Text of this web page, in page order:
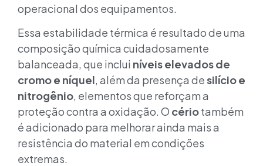
operacional dos equipamentos.
Essa estabilidade térmica é resultado de uma
composição química cuidadosamente
balanceada, que inclui níveis elevados de
cromo e níquel, além da presença desilício e
nitrogênio, elementos que reforçam a
proteção contra a oxidação. O cériotambém
é adicionado para melhorar ainda mais a
resistência do material em condições
extremas.